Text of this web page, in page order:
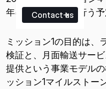
Contact us
年に
[ii]打ち上げを行う予
ミッション1の目的は、
検証と、月面輸送サー
提供という事業モデル
ッション1マイルストー